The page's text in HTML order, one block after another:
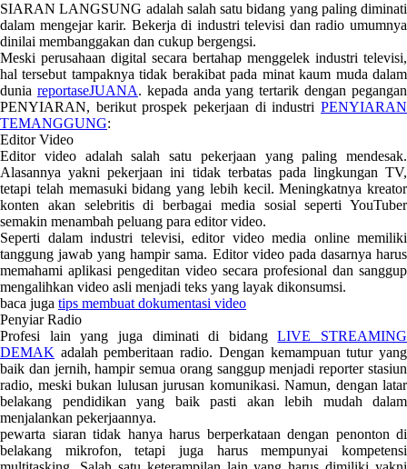
SIARAN LANGSUNG adalah salah satu bidang yang paling diminati
dalam mengejar karir. Bekerja di industri televisi dan radio umumnya
dinilai membanggakan dan cukup bergengsi.
Meski perusahaan digital secara bertahap menggelek industri televisi,
hal tersebut tampaknya tidak berakibat pada minat kaum muda dalam
dunia reportaseJUANA. kepada anda yang tertarik dengan pegangan
PENYIARAN, berikut prospek pekerjaan di industri PENYIARAN
TEMANGGUNG:
Editor Video
Editor video adalah salah satu pekerjaan yang paling mendesak.
Alasannya yakni pekerjaan ini tidak terbatas pada lingkungan TV,
tetapi telah memasuki bidang yang lebih kecil. Meningkatnya kreator
konten akan selebritis di berbagai media sosial seperti YouTuber
semakin menambah peluang para editor video.
Seperti dalam industri televisi, editor video media online memiliki
tanggung jawab yang hampir sama. Editor video pada dasarnya harus
memahami aplikasi pengeditan video secara profesional dan sanggup
mengalihkan video asli menjadi teks yang layak dikonsumsi.
baca juga tips membuat dokumentasi video
Penyiar Radio
Profesi lain yang juga diminati di bidangLIVE STREAMING
DEMAK adalah pemberitaan radio. Dengan kemampuan tutur yang
baik dan jernih, hampir semua orang sanggup menjadi reporter stasiun
radio, meski bukan lulusan jurusan komunikasi. Namun, dengan latar
belakang pendidikan yang baik pasti akan lebih mudah dalam
menjalankan pekerjaannya.
pewarta siaran tidak hanya harus berperkataan dengan penonton di
belakang mikrofon, tetapi juga harus mempunyai kompetensi